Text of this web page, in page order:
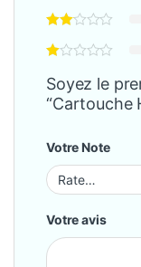
Soyez le
“Cartouche
Votre Note
Votre avis